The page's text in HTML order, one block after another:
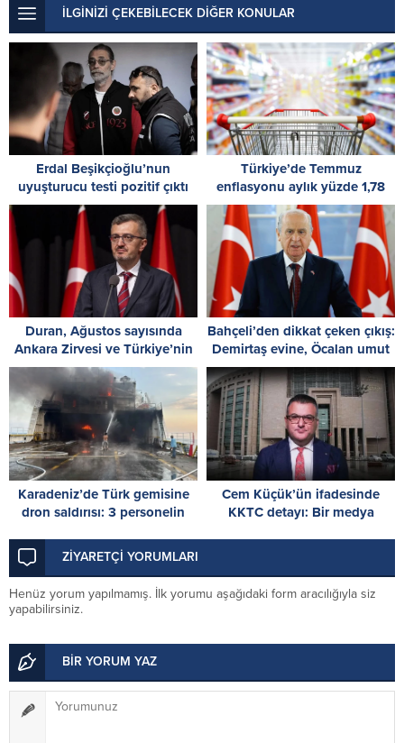
İLGİNİZİ ÇEKEBİLECEK DİĞER KONULAR
Erdal Beşikçioğlu’nun
uyuşturucu testi pozitif çıktı
Türkiye’de Temmuz
enflasyonu aylık yüzde 1,78
oldu
Duran, Ağustos sayısında
Ankara Zirvesi ve Türkiye’nin
stratejik iletişimine ilişkin
analizini paylaştı
Bahçeli’den dikkat çeken çıkış:
Demirtaş evine, Öcalan umut
hakkına kavuşmalı
Karadeniz’de Türk gemisine
dron saldırısı: 3 personelin
Cem Küçük’ün ifadesinde
KKTC detayı: Bir medya
ZİYARETÇİ YORUMLARI
Henüz yorum yapılmamış. İlk yorumu aşağıdaki form aracılığıyla siz
yapabilirsiniz.
BİR YORUM YAZ